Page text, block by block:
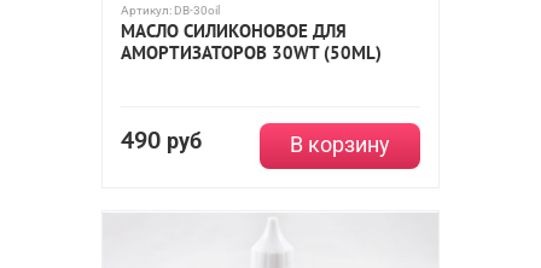
Артикул: DB-30oil
МАСЛО СИЛИКОНОВОЕ ДЛЯ
АМОРТИЗАТОРОВ 30WT (50ML)
490 руб В корзину